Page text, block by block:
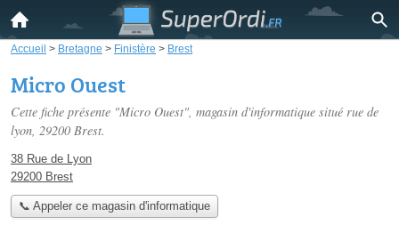
Accueil > Bretagne > Finistère > Brest
Micro Ouest
Cette fiche présente "Micro Ouest", magasin d'informatique situé rue de
lyon, 29200 Brest.
38 Rue de Lyon
29200 Brest
📞 Appeler ce magasin d'informatique